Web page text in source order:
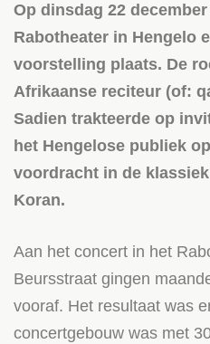
Op dinsdag 22
Rabotheater in Hengelo
voorstelling plaats. De
Afrikaanse reciteur (of:
Sadien trakteerde op
het Hengelose publiek
voordracht in de
Koran.
Aan het concert in het
Beursstraat gingen
vooraf. Het resultaat was
concertgebouw was met